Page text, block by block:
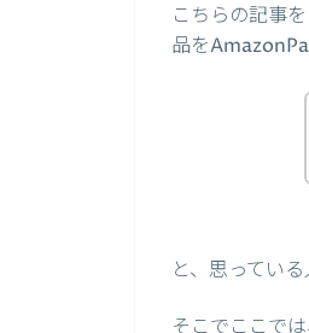
こちらの記事
品を
と、思ってい
そこでここで